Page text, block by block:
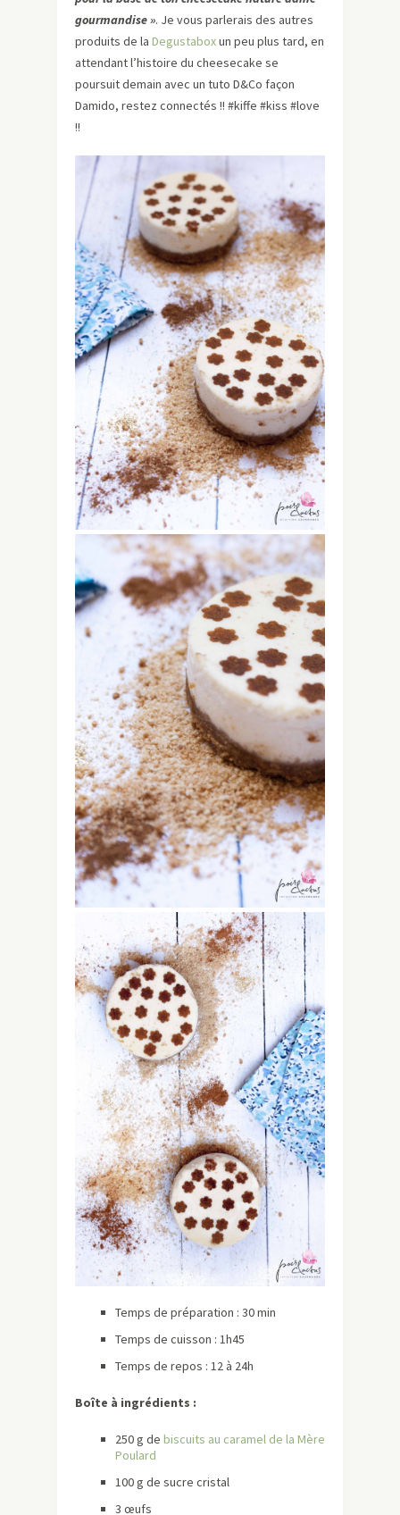
gourmandise ». Je vous parlerais des autres
produits de la Degustaboxun peu plus tard, en
attendant l’histoire du cheesecake se
poursuit demain avec un tuto D&Co façon
Damido, restez connectés !! #kiffe #kiss #love
!!
Temps de préparation : 30 min
Temps de cuisson : 1h45
Temps de repos : 12 à 24h
Boîte à ingrédients :
250 g de biscuits au caramel de la Mère
Poulard
100 g de sucre cristal
3 œufs